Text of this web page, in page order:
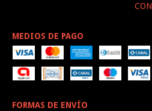
MEDIOS DE PAGO
FORMAS DE ENVÍO